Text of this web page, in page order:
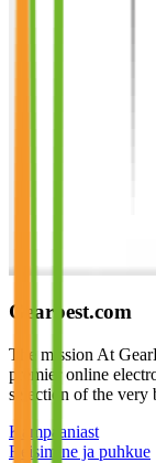
Gearbest.com
The mission At
premier online
selection of the very
Kampaaniast
Reisimine ja puhkue